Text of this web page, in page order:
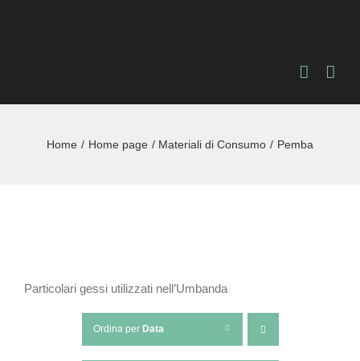
Home Home page Materiali di Consumo Pemba
Particolari gessi utilizzati nell’Umbanda
Ordina per Data